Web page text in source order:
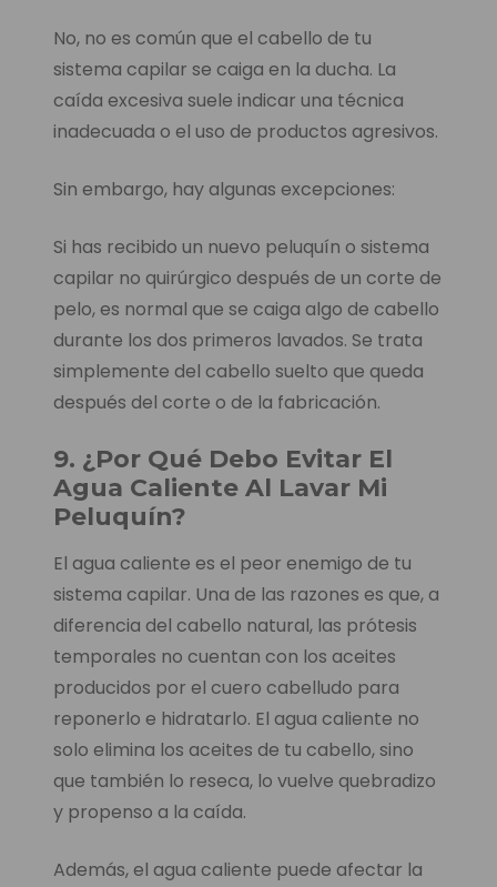
No, no es común que el cabello de tu
sistema capilar se caiga en la ducha. La
caída excesiva suele indicar una técnica
inadecuada o el uso de productos agresivos.
Sin embargo, hay algunas excepciones:
Si has recibido un nuevo peluquín o sistema
capilar no quirúrgico después de un corte de
pelo, es normal que se caiga algo de cabello
durante los dos primeros lavados. Se trata
simplemente del cabello suelto que queda
después del corte o de la fabricación.
9. ¿Por Qué Debo Evitar El
Agua Caliente Al Lavar Mi
Peluquín?
El agua caliente es el peor enemigo de tu
sistema capilar. Una de las razones es que, a
diferencia del cabello natural, las prótesis
temporales no cuentan con los aceites
producidos por el cuero cabelludo para
reponerlo e hidratarlo. El agua caliente no
solo elimina los aceites de tu cabello, sino
que también lo reseca, lo vuelve quebradizo
y propenso a la caída.
Además, el agua caliente puede afectar la